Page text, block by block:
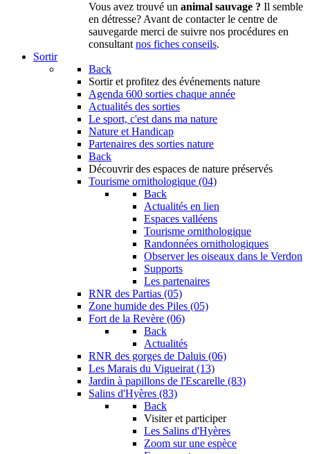
Vous avez trouvé un animal sauvage ? Il semble
en détresse? Avant de contacter le centre de
sauvegarde merci de suivre nos procédures en
consultant nos fiches conseils.
Sortir
Back
Sortir et profitez des événements nature
Agenda 600 sorties chaque année
Actualités des sorties
Le sport, c'est dans ma nature
Nature et Handicap
Partenaires des sorties nature
Back
Découvrir des espaces de nature préservés
Tourisme ornithologique (04)
Back
Actualités en lien
Espaces valléens
Tourisme ornithologique
Randonnées ornithologiques
Observer les oiseaux dans le Verdon
Supports
Les partenaires
RNR des Partias (05)
Zone humide des Piles (05)
Fort de la Revère (06)
Back
Actualités
RNR des gorges de Daluis (06)
Les Marais du Vigueirat (13)
Jardin à papillons de l'Escarelle (83)
Salins d'Hyères (83)
Back
Visiter et participer
Les Salins d'Hyères
Zoom sur une espèce